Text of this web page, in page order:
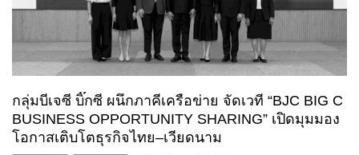
กลุ่มบีเจซี บิ๊กซี ผนึกภาคีเครือข่าย จัดเวที “BJC BIG C
BUSINESS OPPORTUNITY SHARING” เปิดมุมมอง
โอกาสเติบโตธุรกิจไทย–เวียดนาม